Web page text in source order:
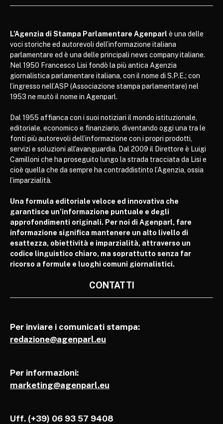
L’Agenzia di Stampa Parlamentare Agenparl è una delle
voci storiche ed autorevoli dell’informazione italiana
parlamentare ed è una delle principali news company italiane.
Nel 1950 Francesco Lisi fondò la più antica Agenzia
giornalistica parlamentare italiana, con il nome di S.P.E.; con
l’ingresso nell’ASP (Associazione stampa parlamentare) nel
1953 ne mutò il nome in Agenparl.
Dal 1955 affianca con i suoi notiziari il mondo istituzionale,
editoriale, economico e finanziario, diventando oggi una tra le
fonti più autorevoli dell’informazione con i propri prodotti,
servizi e soluzioni all’avanguardia. Dal 2009 il Direttore è Luigi
Camilloni che ha proseguito lungo la strada tracciata da Lisi e
cioè quella che da sempre ha contraddistinto l’Agenzia, ossia
l’imparzialità.
Una formula editoriale veloce ed innovativa che
garantisce un’informazione puntuale e degli
approfondimenti originali. Per noi di Agenparl, fare
informazione significa mantenere un alto livello di
esattezza, obiettività e imparzialità, attraverso un
codice linguistico chiaro, ma soprattutto senza far
ricorso a formule e luoghi comuni giornalistici.
CONTATTI
Per inviare i comunicati stampa:
redazione@agenparl.eu
Per informazioni:
marketing@agenparl.eu
Uff. (+39) 06 93 57 9408